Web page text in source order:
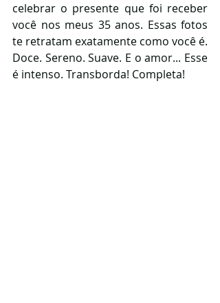
celebrar o presente que foi receber
você nos meus 35 anos. Essas fotos
te retratam exatamente como você é.
Doce. Sereno. Suave. E o amor... Esse
é intenso. Transborda! Completa!